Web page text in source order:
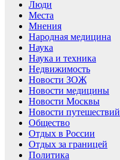
Люди
Места
Мнения
Народная медицина
Наука
Наука и техника
Недвижимость
Новости ЗОЖ
Новости медицины
Новости Москвы
Новости путешествий
Общество
Отдых в России
Отдых за границей
Политика